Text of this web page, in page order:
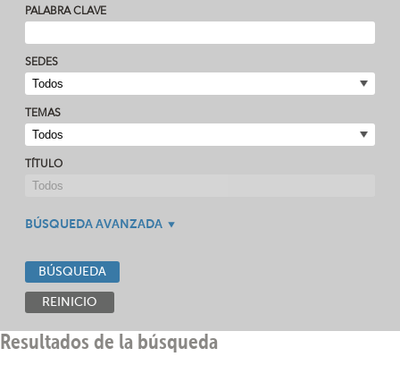
PALABRA CLAVE
SEDES
TEMAS
TÍTULO
BÚSQUEDA AVANZADA
BÚSQUEDA
REINICIO
Resultados de la búsqueda